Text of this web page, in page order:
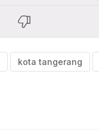
kota tangerang